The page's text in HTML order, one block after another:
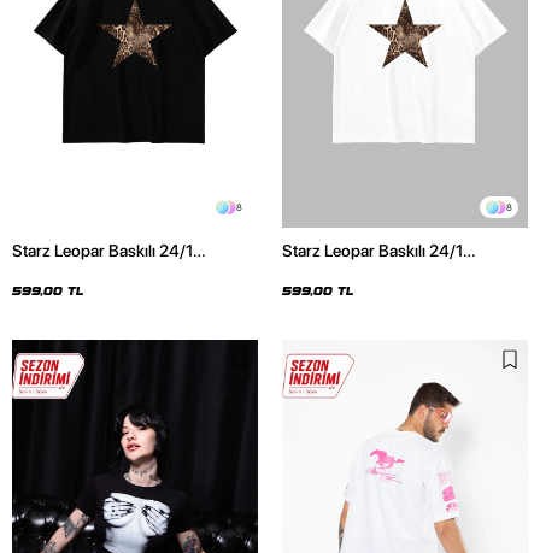
8
Starz Leopar Baskılı 24/1
599,00 TL
8
Starz Leopar Baskılı 24/1
599,00 TL